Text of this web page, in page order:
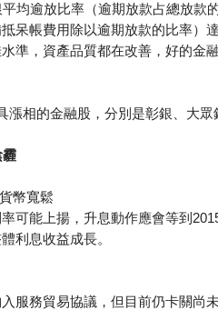
均逾放比率（逾期放款占總放款
呆帳費用除以逾期放款的比率）
準，資產品質都在改善，好的金
漲相的金融股，分別是彰銀、大
霾
幣寬鬆
可能上揚，升息動作應會等到
利息收益成長。
服務貿易協議，但目前仍卡關尚